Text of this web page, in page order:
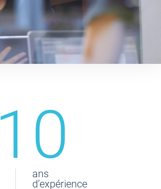
10
ans
d’expérience